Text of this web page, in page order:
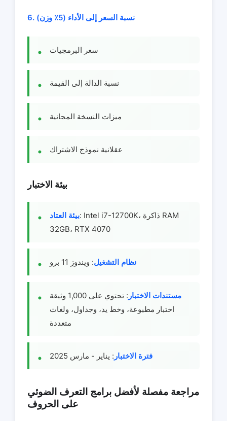
6. نسبة السعر إلى الأداء (5٪ وزن)
سعر البرمجيات
نسبة الدالة إلى القيمة
ميزات النسخة المجانية
عقلانية نموذج الاشتراك
بيئة الاختبار
بيئة العتاد: Intel i7-12700K، ذاكرة RAM
32GB، RTX 4070
نظام التشغيل: ويندوز 11 برو
مستندات الاختبار
: تحتوي على 1,000 وثيقة
اختبار مطبوعة، وخط يد، وجداول، ولغات
متعددة
فترة الاختبار : يناير - مارس 2025
مراجعة مفصلة لأفضل برامج التعرف الضوئي
على الحروف